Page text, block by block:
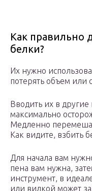
Как правильно
белки?
Их нужно
потерять объем или
Вводить их в
максимально
Медленно
Как видите, взбить
Для начала вам
пена вам нужна,
инструмент, в
или вилкой может